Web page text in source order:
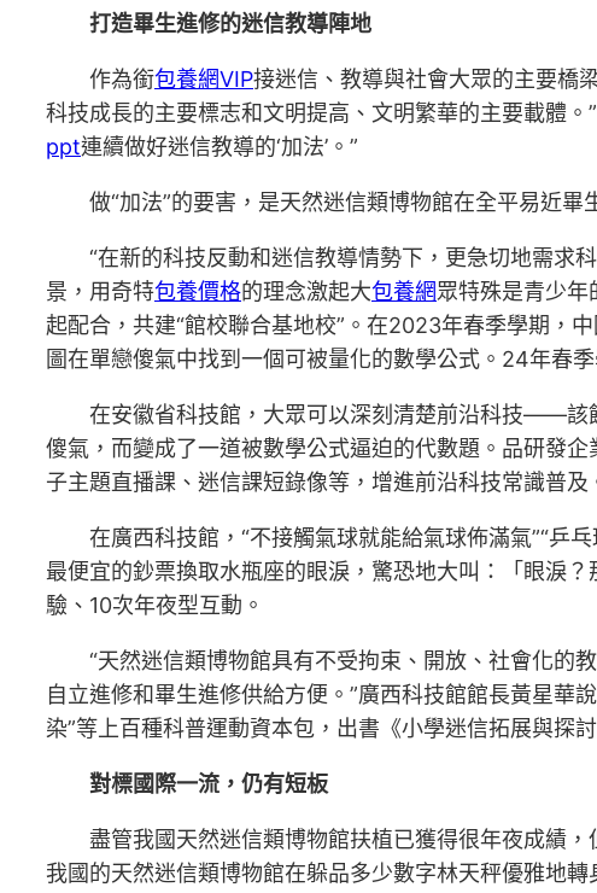
打造畢生進修的迷信教導陣地
作為銜包養網VIP接迷信、教導與社會大眾的主要橋
科技成長的主要標志和文明提高、文明繁華的主要載體
ppt連續做好迷信教導的‘加法’。”
做“加法”的要害，是天然迷信類博物館在全平易近畢
“在新的科技反動和迷信教導情勢下，更急切地需求
景，用奇特包養價格的理念激起大包養網眾特殊是青少
起配合，共建“館校聯合基地校”。在2023年春季學期，
圖在單戀傻氣中找到一個可被量化的數學公式。24年春
在安徽省科技館，大眾可以深刻清楚前沿科技——該
傻氣，而變成了一道被數學公式逼迫的代數題。品研發
子主題直播課、迷信課短錄像等，增進前沿科技常識普及
在廣西科技館，“不接觸氣球就能給氣球佈滿氣”“乒
最便宜的鈔票換取水瓶座的眼淚，驚恐地大叫：「眼淚？
驗、10次年夜型互動。
“天然迷信類博物館具有不受拘束、開放、社會化的
自立進修和畢生進修供給方便。”廣西科技館館長黃星華
染”等上百種科普運動資本包，出書《小學迷信拓展與探
對標國際一流，仍有短板
盡管我國天然迷信類博物館扶植已獲得很年夜成績
我國的天然迷信類博物館在躲品多少數字林天秤優雅地